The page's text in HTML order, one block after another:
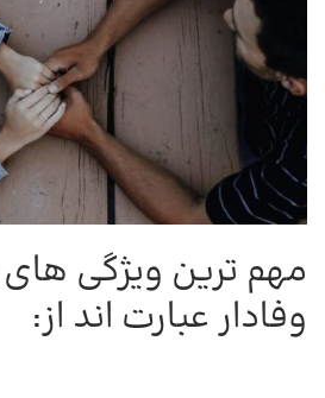
مهم ترین ویژگی
وفادار عبارت اند از: